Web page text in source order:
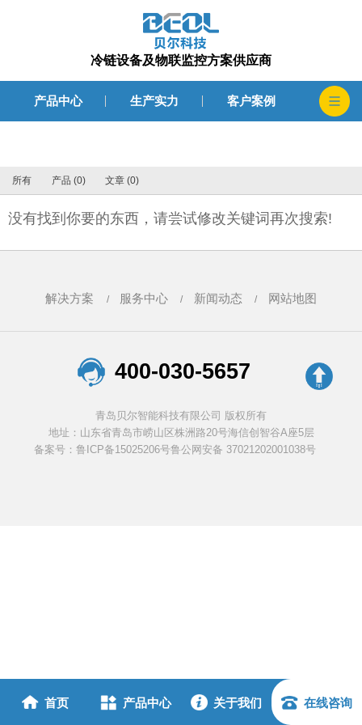
冷链设备及物联监控方案供应商
产品中心 生产实力 客户案例
所有 产品 (0) 文章 (0)
没有找到你要的东西，请尝试修改关键词再次搜索!
解决方案 服务中心 新闻动态 网站地图
400-030-5657
青岛贝尔智能科技有限公司 版权所有
地址：山东省青岛市崂山区株洲路20号海信创智谷A座5层
备案号：鲁ICP备15025206号鲁公网安备 37021202001038号
首页 产品中心 关于我们 在线咨询